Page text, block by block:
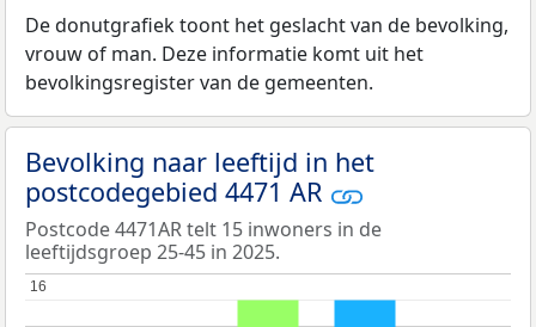
De donutgrafiek toont het geslacht van de bevolking,
vrouw of man. Deze informatie komt uit het
bevolkingsregister van de gemeenten.
Bevolking naar leeftijd in het
postcodegebied 4471 AR
Postcode 4471AR telt 15 inwoners in de
leeftijdsgroep 25-45 in 2025.
16
16